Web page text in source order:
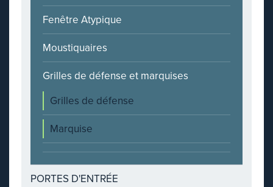
Fenêtre Atypique
Moustiquaires
Grilles de défense et marquises
Grilles de défense
Marquise
PORTES D'ENTRÉE